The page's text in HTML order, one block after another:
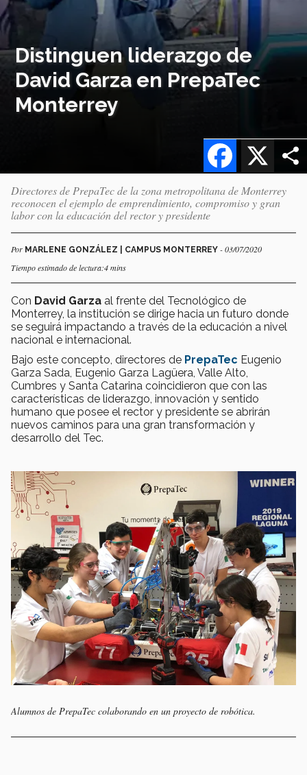
Distinguen liderazgo de
David Garza en PrepaTec
Monterrey
X
Facebook
Directores de PrepaTec de la zona metropolitana de Monterrey
reconocen el ejemplo de emprendimiento, compromiso y gran
labor con la educación del rector y presidente
Por MARLENE GONZÁLEZ | CAMPUS MONTERREY - 03/07/2020
Tiempo estimado de lectura:4 mins
Con David Garza al frente del Tecnológico de
Monterrey, la institución se dirige hacia un futuro donde
se seguirá impactando a través de la educación a nivel
nacional e internacional.
Bajo este concepto, directores de PrepaTec Eugenio
Garza Sada, Eugenio Garza Lagüera, Valle Alto,
Cumbres y Santa Catarina coincidieron que con las
características de liderazgo, innovación y sentido
humano que posee el rector y presidente se abrirán
nuevos caminos para una gran transformación y
desarrollo del Tec.
Alumnos de PrepaTec colaborando en un proyecto de robótica.